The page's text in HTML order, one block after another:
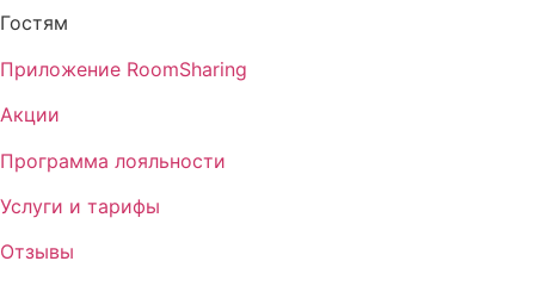
Гостям
Приложение RoomSharing
Акции
Программа лояльности
Услуги и тарифы
Отзывы